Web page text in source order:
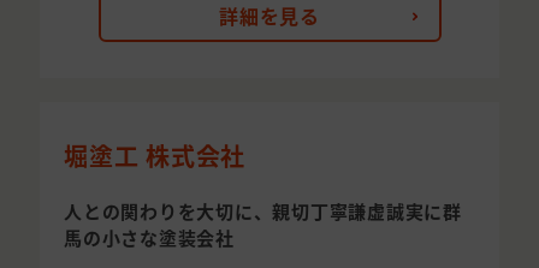
詳細を見る
堀塗工 株式会社
人との関わりを大切に、親切丁寧謙虚誠実に群
馬の小さな塗装会社